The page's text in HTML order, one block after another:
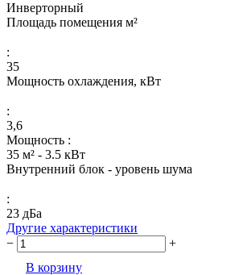
Инверторный
Площадь помещения м²
:
35
Мощность охлаждения, кВт
:
3,6
Мощность :
35 м² - 3.5 кВт
Внутренний блок - уровень шума
:
23 дБа
Другие характеристики
−
+
В корзину